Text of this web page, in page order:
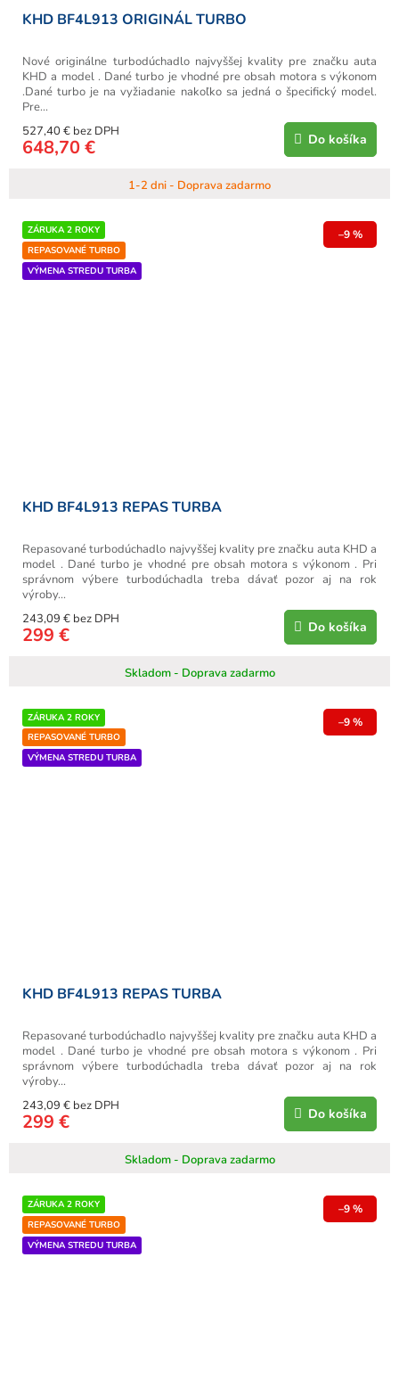
KHD BF4L913 ORIGINÁL TURBO
1-2 dni - Doprava zadarmo
527,40 € bez DPH
648,70 € Do košíka
Nové originálne turbodúchadlo najvyššej kvality pre značku auta
KHD a model . Dané turbo je vhodné pre obsah motora s výkonom
.Dané turbo je na vyžiadanie nakoľko sa jedná o špecifický model.
Pre...
ZÁRUKA 2 ROKY
REPASOVANÉ TURBO
VÝMENA STREDU TURBA
–9 %
KHD BF4L913 REPAS TURBA
Skladom - Doprava zadarmo
243,09 € bez DPH
299 € Do košíka
Repasované turbodúchadlo najvyššej kvality pre značku auta KHD a
model . Dané turbo je vhodné pre obsah motora s výkonom . Pri
správnom výbere turbodúchadla treba dávať pozor aj na rok
výroby...
ZÁRUKA 2 ROKY
REPASOVANÉ TURBO
VÝMENA STREDU TURBA
–9 %
KHD BF4L913 REPAS TURBA
Skladom - Doprava zadarmo
243,09 € bez DPH
299 € Do košíka
Repasované turbodúchadlo najvyššej kvality pre značku auta KHD a
model . Dané turbo je vhodné pre obsah motora s výkonom . Pri
správnom výbere turbodúchadla treba dávať pozor aj na rok
výroby...
ZÁRUKA 2 ROKY
REPASOVANÉ TURBO
VÝMENA STREDU TURBA
–9 %